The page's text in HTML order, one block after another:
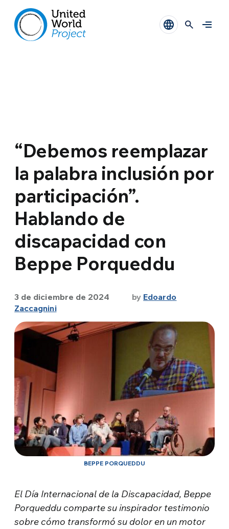
“Debemos reemplazar
la palabra inclusión por
participación”.
Hablando de
discapacidad con
Beppe Porqueddu
3 de diciembre de 2024 by Edoardo
Zaccagnini
BEPPE PORQUEDDU
El Día Internacional de la Discapacidad, Beppe
Porqueddu comparte su inspirador testimonio
sobre cómo transformó su dolor en un motor